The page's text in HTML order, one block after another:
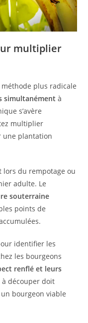
multiplier
plus radicale
simultanément à
s’avère
multiplier
une plantation
lors du rempotage ou
adulte. Le
souterraine
points de
identifier les
les bourgeons
renflé et leurs
à découper doit
bourgeon viable